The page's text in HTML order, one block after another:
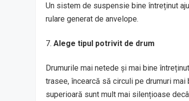
Un sistem de suspensie bine întreținut
rulare generat de anvelope.
Alege tipul potrivit de drum
Drumurile mai netede și mai bine
trasee, încearcă să circuli pe drumuri
superioară sunt mult mai silențioase